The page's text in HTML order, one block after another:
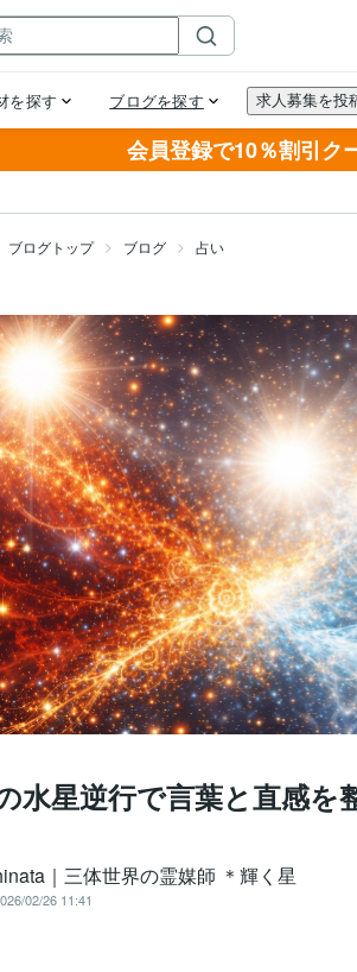
会員登録で10％割引ク
ブログトップ ブログ 占い
水星逆行で言葉と直感を
｜三体世界の霊媒師 ＊輝く星
02/26 11:41